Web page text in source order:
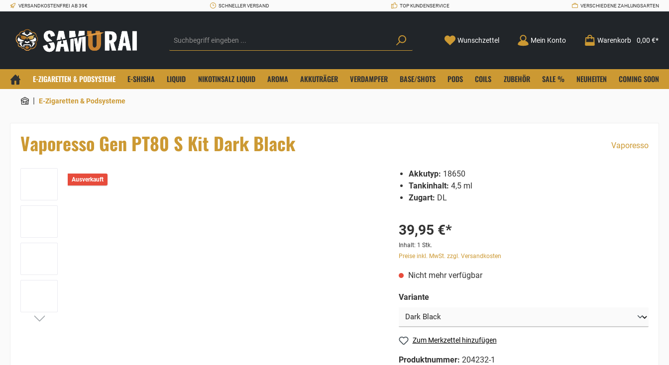
VERSANDKOSTENFREI AB 39€ SCHNELLER VERSAND TOP KUNDENSERVICE VERSCHIEDENE ZAHLUNGSARTEN
Wunschzettel Mein Konto Warenkorb 0,00 €*
E-ZIGARETTEN & PODSYSTEME E-SHISHA LIQUID NIKOTINSALZ LIQUID AROMA AKKUTRÄGER VERDAMPFER BASE/SHOTS PODS COILS ZUBEHÖR SALE % NEUHEITEN COMING SOON
| E-Zigaretten & Podsysteme
Vaporesso Gen PT80 S Kit Dark Black Vaporesso
Ausverkauft
Akkutyp: 18650
Tankinhalt: 4,5 ml
Zugart: DL
39,95 €*
Inhalt: 1 Stk.
Preise inkl. MwSt. zzgl. Versandkosten
Nicht mehr verfügbar
Variante
Zum Merkzettel hinzufügen
Produktnummer: 204232-1